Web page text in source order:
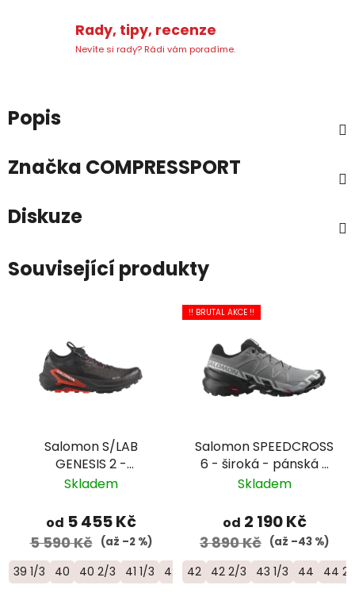
Rady, tipy, recenze
Nevíte si rady? Rádi vám poradíme.
Popis
Značka COMPRESSPORT
Diskuze
Související produkty
Salomon S/LAB
GENESIS 2 -
univerzální trailová
L49190100
Skladem
od 5 455 Kč
5 590 Kč (až –2 %)
39 1/3 40 40 2/3 41 1/3 42 42 2/3 43 1/3 44 44 2/3
!! BRUTAL AKCE !!
Salomon SPEEDCROSS
6 - široká - pánská -
šedá/černá
Skladem
od 2 190 Kč
3 890 Kč (až –43 %)
42 42 2/3 43 1/3 44 44